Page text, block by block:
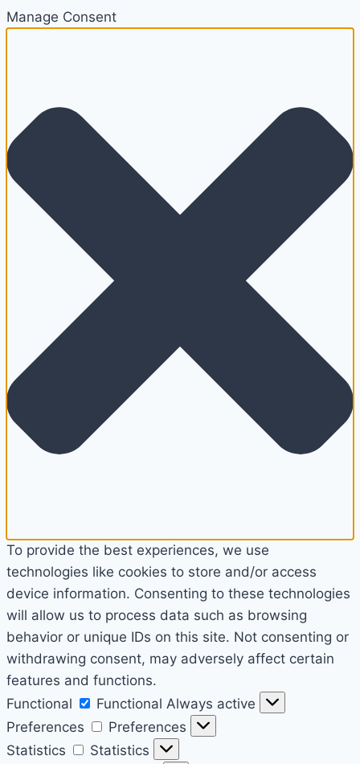
Manage Consent
To provide the best experiences, we use
technologies like cookies to store and/or access
device information. Consenting to these technologies
will allow us to process data such as browsing
behavior or unique IDs on this site. Not consenting or
withdrawing consent, may adversely affect certain
features and functions.
Functional
Functional Always active
Preferences
Preferences
Statistics
Statistics